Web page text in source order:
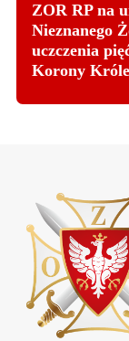
ZOR RP na
Nieznanego
uczczenia
Korony